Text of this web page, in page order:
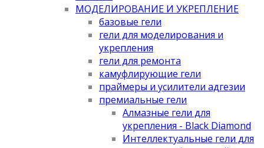
МОДЕЛИРОВАНИЕ И УКРЕПЛЕНИЕ
базовые гели
гели для моделирования и
укрепления
гели для ремонта
камуфлирующие гели
праймеры и усилители адгезии
премиальные гели
Алмазные гели для
укрепления - Black Diamond
Интеллектуальные гели для